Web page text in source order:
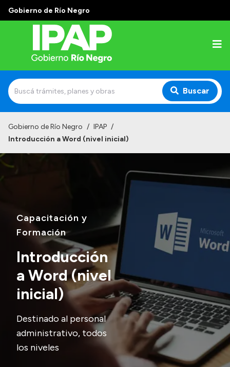
Gobierno de Río Negro
Buscar
El IPAP
Docentes y Capacitadores
Delegaciones
Normativa
Accesos directos
SIU GUARANÍ
SECUNDARIO
TECNICATURAS
Gobierno de Río Negro / IPAP /
Introducción a Word (nivel inicial)
Capacitación y
Formación
Introducción
a Word (nivel
inicial)
Destinado al personal
administrativo, todos
los niveles